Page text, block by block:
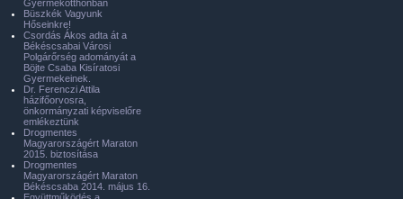
Gyermekotthonban
Büszkék Vagyunk
Hőseinkre!
Csordás Ákos adta át a
Békéscsabai Városi
Polgárőrség adományát a
Böjte Csaba Kisíratosi
Gyermekeinek.
Dr. Ferenczi Attila
házifőorvosra,
önkormányzati képviselőre
emlékeztünk
Drogmentes
Magyarországért Maraton
2015. biztosítása
Drogmentes
Magyarországért Maraton
Békéscsaba 2014. május 16.